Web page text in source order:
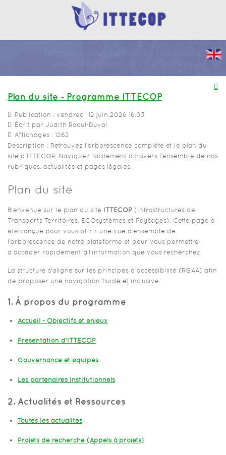
Plan du site - Programme ITTECOP
Publication : vendredi 12 juin 2026 16:03
Écrit par Judith Raoul-Duval
Affichages : 1262
Description : Retrouvez l'arborescence complète et le plan du
site d'ITTECOP. Naviguez facilement à travers l'ensemble de nos
rubriques, actualités et pages légales.
Plan du site
Bienvenue sur le plan du site ITTECOP (Infrastructures de
Transports Territoires, ECOsystèmes et Paysages). Cette page a
été conçue pour vous offrir une vue d’ensemble de
l’arborescence de notre plateforme et pour vous permettre
d’accéder rapidement à l’information que vous recherchez.
La structure s’aligne sur les principes d’accessibilité (RGAA) afin
de proposer une navigation fluide et inclusive.
1. À propos du programme
Accueil - Objectifs et enjeux
Présentation d’ITTECOP
Gouvernance et équipes
Les partenaires institutionnels
2. Actualités et Ressources
Toutes les actualités
Projets de recherche (Appels à projets)